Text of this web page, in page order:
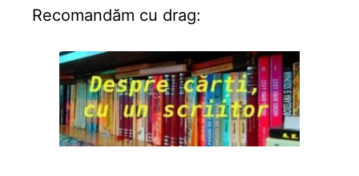
Recomandăm cu drag: